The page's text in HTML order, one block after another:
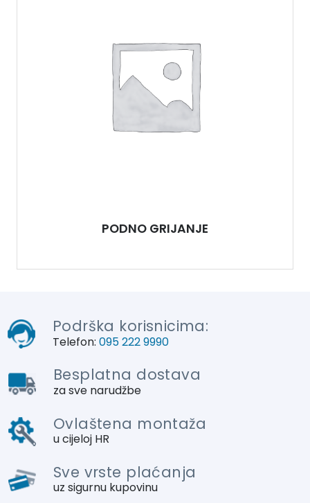
PODNO GRIJANJE
Podrška korisnicima:
Telefon: 095 222 9990
Besplatna dostava
za sve narudžbe
Ovlaštena montaža
u cijeloj HR
Sve vrste plaćanja
uz sigurnu kupovinu